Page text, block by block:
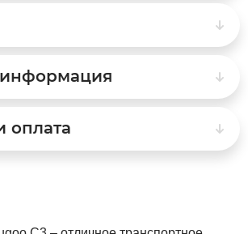
Syccyba
Volteco
оплата